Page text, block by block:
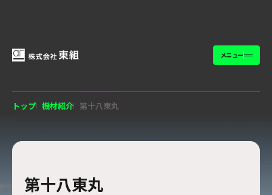
メニュー
トップ 機材紹介 第十八東丸
第十八東丸